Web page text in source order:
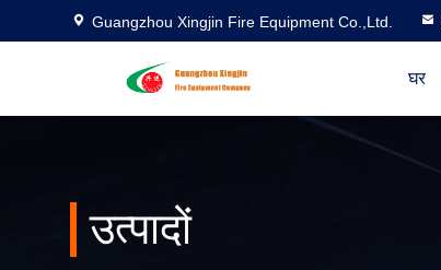
Guangzhou Xingjin Fire Equipment Co.,Ltd.
घर
उत्पादों